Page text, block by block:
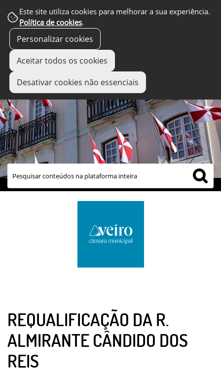
Este site utiliza cookies para melhorar a sua experiência.
Política de cookies.
Personalizar cookies
Aceitar todos os cookies
Desativar cookies não essenciais
links úteis
REQUALIFICAÇÃO DA R.
ALMIRANTE CÂNDIDO DOS
REIS